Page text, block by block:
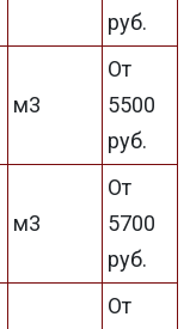
руб.
м3
От
5500
руб.
м3
От
5700
руб.
От